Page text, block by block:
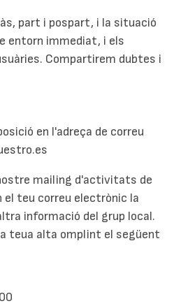
part i pospart, i la situació
entorn immediat, i els
Compartirem dubtes i
en l'adreça de correu
mailing d'activitats de
el teu correu electrònic la
informació del grup local.
teua alta omplint el següent